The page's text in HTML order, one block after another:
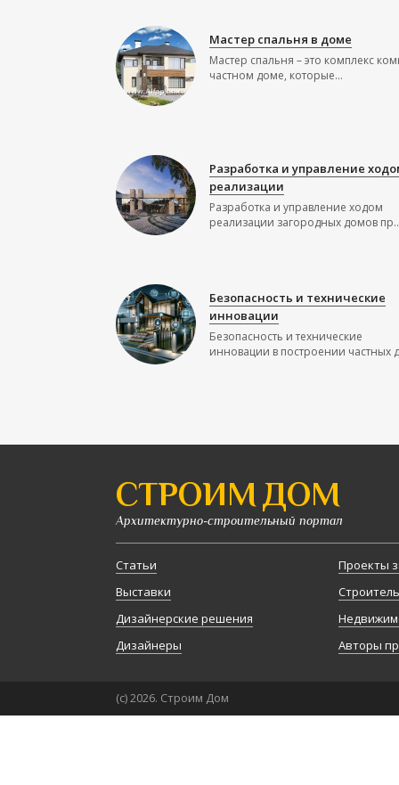
Мастер спальня в доме
Мастер спальня – это комплекс
частном доме, которые...
Разработка и управление
реализации
Разработка и управление ходом
реализации загородных домов
Безопасность и технические
инновации
Безопасность и технические
инновации в построении частных
СТРОИМ ДОМ
Архитектурно-строительный портал
Статьи
Выставки
Дизайнерские решения
Дизайнеры
Проекты
Авторы
(с) 2026. Строим Дом